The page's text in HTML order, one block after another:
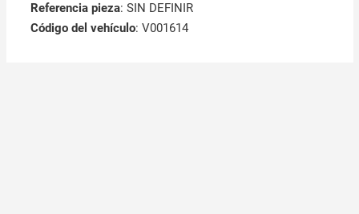
Referencia pieza: SIN DEFINIR
Código del vehículo: V001614